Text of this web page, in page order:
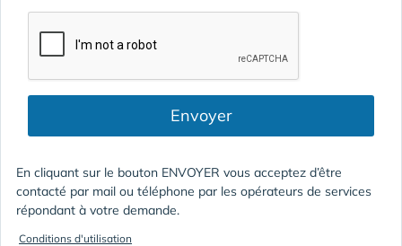
Envoyer
En cliquant sur le bouton ENVOYER vous acceptez d’être
contacté par mail ou téléphone par les opérateurs de services
répondant à votre demande.
Conditions d'utilisation